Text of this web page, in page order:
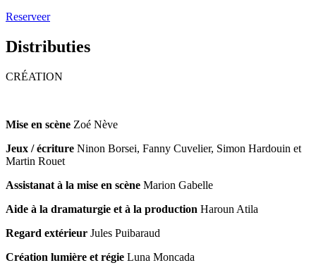
Reserveer
Distributies
CRÉATION
Mise en scène Zoé Nève
Jeux / écriture Ninon Borsei, Fanny Cuvelier, Simon Hardouin et
Martin Rouet
Assistanat à la mise en scène Marion Gabelle
Aide à la dramaturgie et à la production Haroun Atila
Regard extérieur Jules Puibaraud
Création lumière et régie Luna Moncada